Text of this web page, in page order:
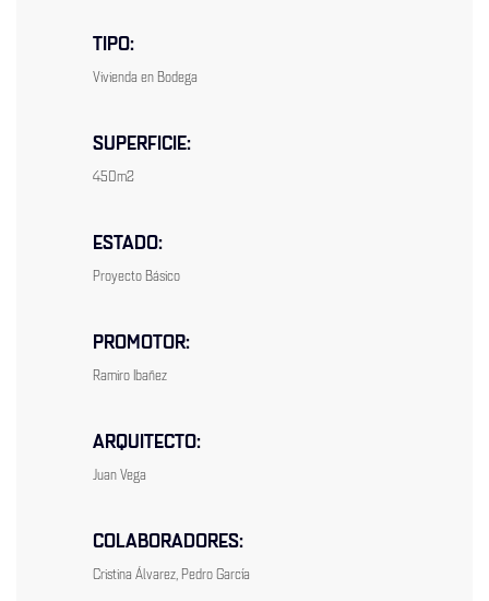
TIPO:
Vivienda en Bodega
SUPERFICIE:
450m2
ESTADO:
Proyecto Básico
PROMOTOR:
Ramiro Ibañez
ARQUITECTO:
Juan Vega
COLABORADORES:
Cristina Álvarez, Pedro García